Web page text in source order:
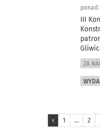
ponad
III
ZA
‹ 1 ... 2